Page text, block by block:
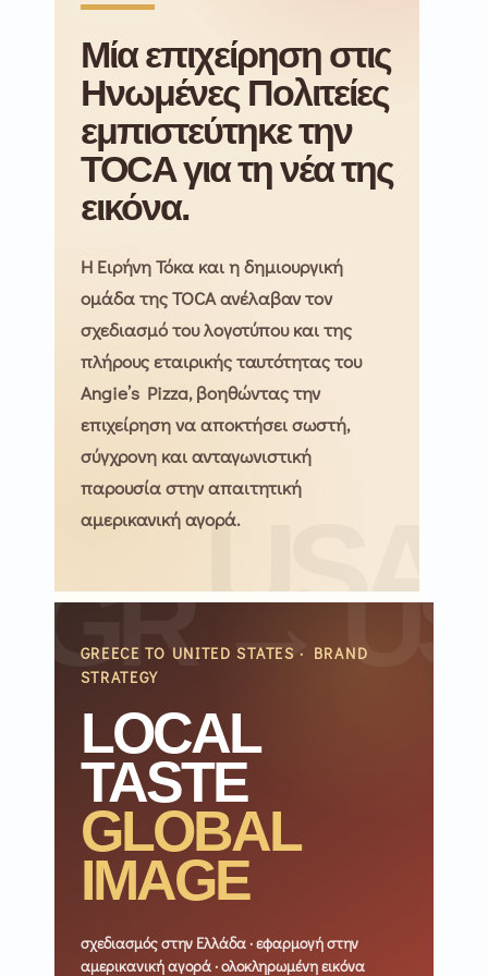
Μία επιχείρηση στις
Ηνωμένες Πολιτείες
εμπιστεύτηκε την
TOCA για τη νέα της
εικόνα.
Η Ειρήνη Τόκα και η δημιουργική
ομάδα της TOCA ανέλαβαν τον
σχεδιασμό του λογοτύπου και της
πλήρους εταιρικής ταυτότητας του
Angie’s Pizza, βοηθώντας την
επιχείρηση να αποκτήσει σωστή,
σύγχρονη και ανταγωνιστική
παρουσία στην απαιτητική
αμερικανική αγορά.
GREECE TO UNITED STATES · BRAND
STRATEGY
LOCAL
TASTE
GLOBAL
IMAGE
σχεδιασμός στην Ελλάδα · εφαρμογή στην
αμερικανική αγορά · ολοκληρωμένη εικόνα